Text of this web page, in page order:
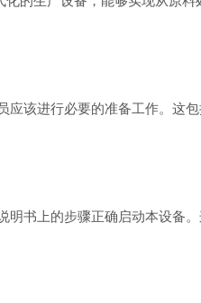
该进行必要的准备工作。这包
书上的步骤正确启动本设备。